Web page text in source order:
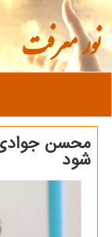
نور معرفت
محسن
شود